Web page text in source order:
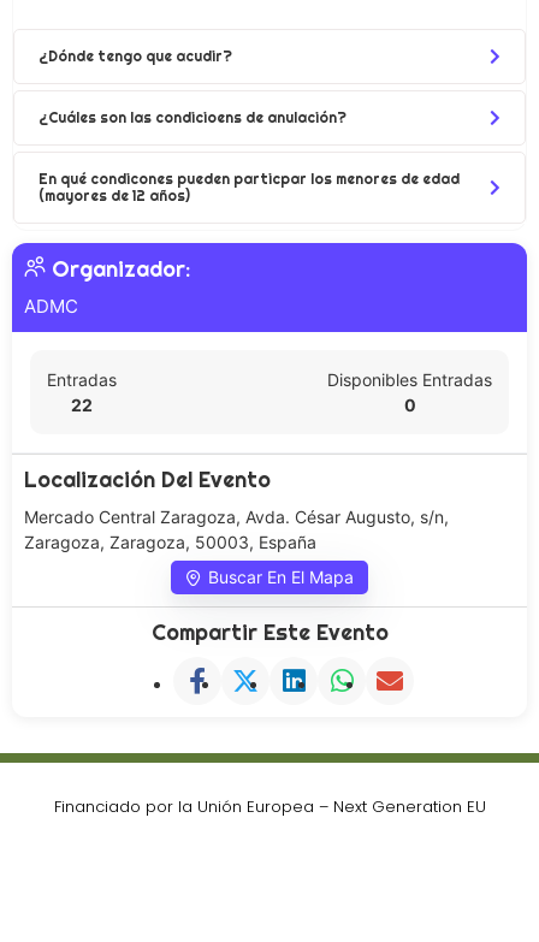
¿Dónde tengo que acudir?
¿Cuáles son las condicioens de anulación?
En qué condicones pueden particpar los menores de edad
(mayores de 12 años)
Organizador:
ADMC
Entradas
22
Disponibles Entradas
0
Localización Del Evento
Mercado Central Zaragoza, Avda. César Augusto, s/n,
Zaragoza, Zaragoza, 50003, España
Buscar En El Mapa
Compartir Este Evento
Financiado por la Unión Europea – Next Generation EU